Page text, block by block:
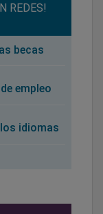
REDES!
becas
empleo
idiomas